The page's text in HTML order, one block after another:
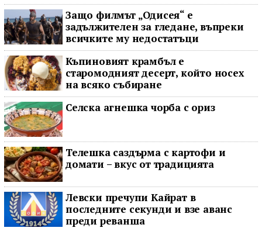
Защо филмът „Одисея“ е
задължителен за гледане, въпреки
всичките му недостатъци
Къпиновият крамбъл е
старомодният десерт, който носех
на всяко събиране
Селска агнешка чорба с ориз
Телешка саздърма с картофи и
домати – вкус от традицията
Левски пречупи Кайрат в
последните секунди и взе аванс
преди реванша